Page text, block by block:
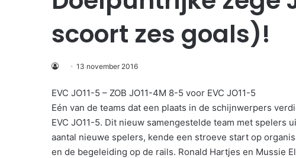
scoort zes goals)!
13 november 2016
EVC JO11-5 – ZOB JO11-4M 8-5 voor EVC JO11-5
Eén van de teams dat een plaats in de schijnwerpers
EVC JO11-5. Dit nieuw samengestelde team met
aantal nieuwe spelers, kende een stroeve start op
en de begeleiding op de rails. Ronald Hartjes en Mussie